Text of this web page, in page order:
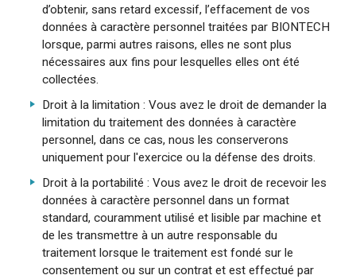
d’obtenir, sans retard excessif, l’effacement de vos
données à caractère personnel traitées par BIONTECH
lorsque, parmi autres raisons, elles ne sont plus
nécessaires aux fins pour lesquelles elles ont été
collectées.
Droit à la limitation : Vous avez le droit de demander la
limitation du traitement des données à caractère
personnel, dans ce cas, nous les conserverons
uniquement pour l'exercice ou la défense des droits.
Droit à la portabilité : Vous avez le droit de recevoir les
données à caractère personnel dans un format
standard, couramment utilisé et lisible par machine et
de les transmettre à un autre responsable du
traitement lorsque le traitement est fondé sur le
consentement ou sur un contrat et est effectué par